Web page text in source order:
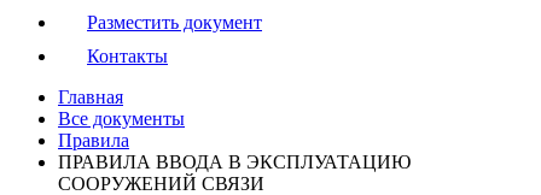
Разместить документ
Контакты
Главная
Все документы
Правила
ПРАВИЛА ВВОДА В ЭКСПЛУАТАЦИЮ
СООРУЖЕНИЙ СВЯЗИ